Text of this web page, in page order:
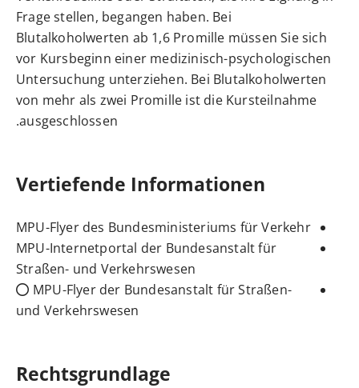
Frage stellen, begangen haben. Bei
Blutalkoholwerten ab 1,6 Promille müssen Sie sich
vor Kursbeginn einer medizinisch-psychologischen
Untersuchung unterziehen. Bei Blutalkoholwerten
von mehr als zwei Promille ist die Kursteilnahme
ausgeschlossen.
Vertiefende Informationen
MPU-Flyer des Bundesministeriums für Verkehr
MPU-Internetportal der Bundesanstalt für
Straßen- und Verkehrswesen
MPU-Flyer der Bundesanstalt für Straßen-
und Verkehrswesen
Rechtsgrundlage